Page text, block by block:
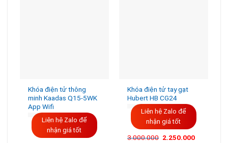
Khóa điện tử thông
minh Kaadas Q15-5WK
App Wifi
Liên hệ Zalo để
nhận giá tốt
Khóa điện tử tay gạt
Hubert HB CG24
Liên hệ Zalo để
nhận giá tốt
3.000.000 2.250.000